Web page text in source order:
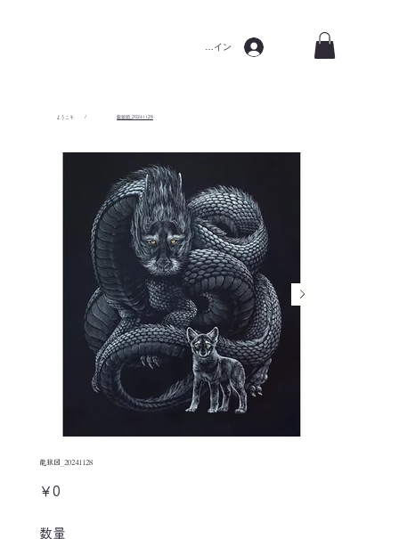
ログイン
ようこそ / 龍狼図_20241128
龍狼図_20241128
格
￥0
数量